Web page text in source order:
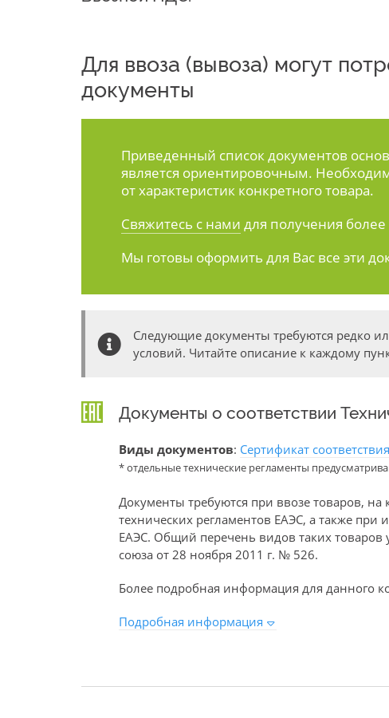
Для ввоза (вывоза) могут
документы
Приведенный список документов
является ориентировочным.
от характеристик конкретного товара.
Свяжитесь с нами для получения
Мы готовы оформить для Вас все эти
Следующие документы требуются редко
условий. Читайте описание к каждому
Документы о соответствии
Виды документов: Сертификат соответствия
* отдельные технические регламенты
Документы требуются при ввозе товаров, на
технических регламентов ЕАЭС, а также
ЕАЭС. Общий перечень видов таких товаров
союза от 28 ноября 2011 г. № 526.
Более подробная информация для данного
Подробная информация